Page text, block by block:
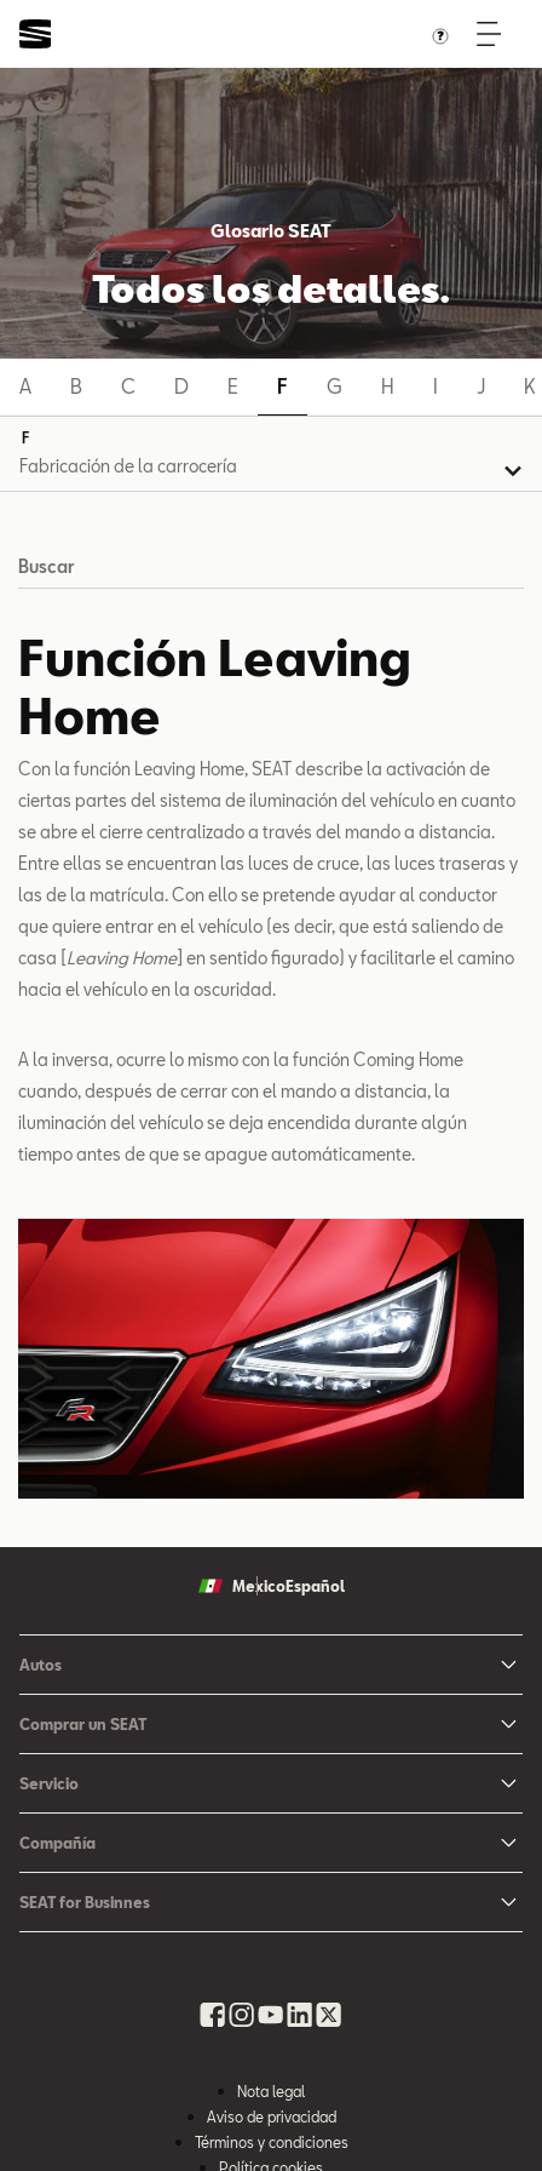
Glosario SEAT
Todos los detalles.
A B C D E F G H I J K
F
Buscar
Función Leaving
Home
Con la función Leaving Home, SEAT describe la activación de
ciertas partes del sistema de iluminación del vehículo en cuanto
se abre el cierre centralizado a través del mando a distancia.
Entre ellas se encuentran las luces de cruce, las luces traseras y
las de la matrícula. Con ello se pretende ayudar al conductor
que quiere entrar en el vehículo (es decir, que está saliendo de
casa [ Leaving Home] en sentido figurado) y facilitarle el camino
hacia el vehículo en la oscuridad.
A la inversa, ocurre lo mismo con la función Coming Home
cuando, después de cerrar con el mando a distancia, la
iluminación del vehículo se deja encendida durante algún
tiempo antes de que se apague automáticamente.
MexicoEspañol
Autos
Arona
León
Ateca
Comprar un SEAT
Configurador SEAT
Promociones
Fichas Técnicas
Ubica tu Concesionaria SEAT
SEAT Usados Certificados
Servicio
Campaña Bolsas de Aire
Promociones Servicio SEAT
Seguro de autopartes SEAT
Compañía
Cultura urbana
SEAT for Businnes
Nota legal
Aviso de privacidad
Términos y condiciones
Política cookies